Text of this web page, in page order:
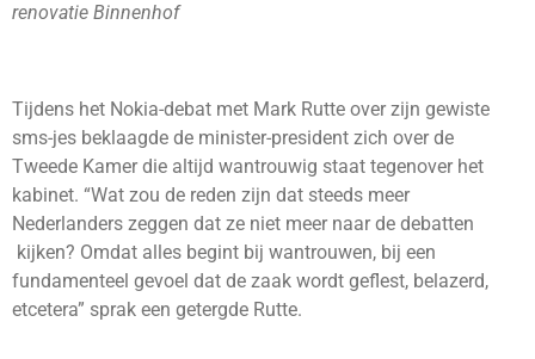
renovatie Binnenhof
Tijdens het Nokia-debat met Mark Rutte over zijn gewiste
sms-jes beklaagde de minister-president zich over de
Tweede Kamer die altijd wantrouwig staat tegenover het
kabinet. “Wat zou de reden zijn dat steeds meer
Nederlanders zeggen dat ze niet meer naar de debatten
kijken? Omdat alles begint bij wantrouwen, bij een
fundamenteel gevoel dat de zaak wordt geflest, belazerd,
etcetera” sprak een getergde Rutte.